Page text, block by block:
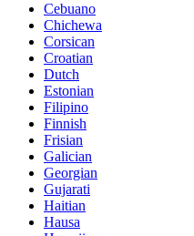
Cebuano
Chichewa
Corsican
Croatian
Dutch
Estonian
Filipino
Finnish
Frisian
Galician
Georgian
Gujarati
Haitian
Hausa